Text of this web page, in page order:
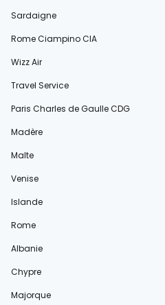
Sardaigne
Rome Ciampino CIA
Wizz Air
Travel Service
Paris Charles de Gaulle CDG
Madère
Malte
Venise
Islande
Rome
Albanie
Chypre
Majorque